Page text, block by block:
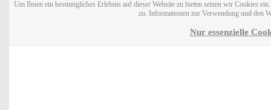
Um Ihnen ein bestmögliches Erlebnis auf dieser Website zu bieten setzen wir Cookies
zu. Informationen zur Verwendung und den
Nur essenzielle